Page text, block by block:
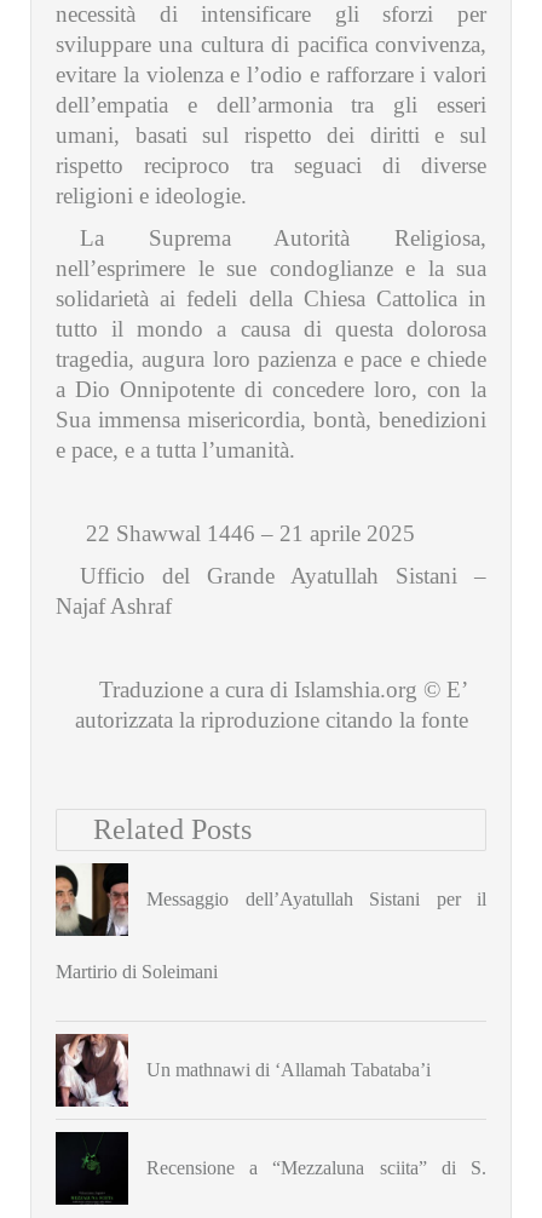
necessità di intensificare gli sforzi per
sviluppare una cultura di pacifica convivenza,
evitare la violenza e l’odio e rafforzare i valori
dell’empatia e dell’armonia tra gli esseri
umani, basati sul rispetto dei diritti e sul
rispetto reciproco tra seguaci di diverse
religioni e ideologie.
La Suprema Autorità Religiosa,
nell’esprimere le sue condoglianze e la sua
solidarietà ai fedeli della Chiesa Cattolica in
tutto il mondo a causa di questa dolorosa
tragedia, augura loro pazienza e pace e chiede
a Dio Onnipotente di concedere loro, con la
Sua immensa misericordia, bontà, benedizioni
e pace, e a tutta l’umanità.
22 Shawwal 1446 – 21 aprile 2025
Ufficio del Grande Ayatullah Sistani –
Najaf Ashraf
Traduzione a cura di Islamshia.org © E’
autorizzata la riproduzione citando la fonte
Related Posts
Messaggio dell’Ayatullah Sistani per il
Martirio di Soleimani
Un mathnawi di ‘Allamah Tabataba’i
Recensione a “Mezzaluna sciita” di S.